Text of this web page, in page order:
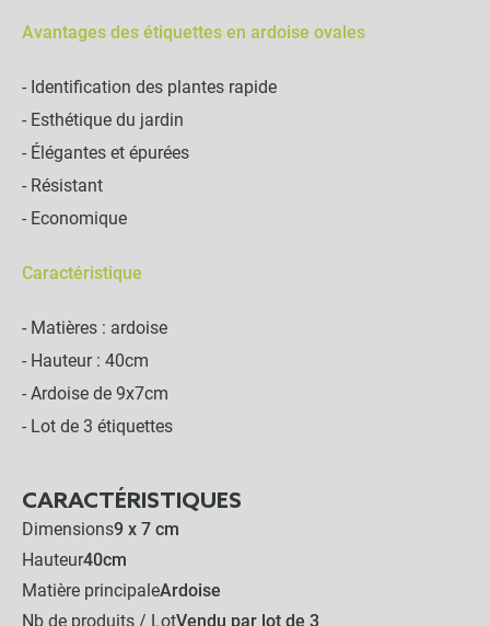
Avantages des étiquettes en ardoise ovales
- Identification des plantes rapide
- Esthétique du jardin
- Élégantes et épurées
- Résistant
- Economique
Caractéristique
- Matières : ardoise
- Hauteur : 40cm
- Ardoise de 9x7cm
- Lot de 3 étiquettes
CARACTÉRISTIQUES
Dimensions9 x 7 cm
Hauteur40cm
Matière principaleArdoise
Nb de produits / LotVendu par lot de 3